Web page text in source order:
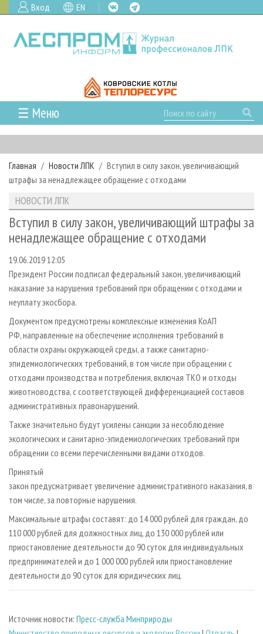
Вход EN
☰ Меню
ГЛАВНАЯ
РУБРИКИ И ТЕМЫ
РУБРИКИ ЖУРНАЛА
ЛЕСОЗАГОТОВКА
ЛЕСОПИЛЕНИЕ
СУШКА ДРЕВЕСИНЫ
ПРОИЗВОДСТВО ДРЕВЕСНЫХ ПЛИТ
ДЕРЕВЯННОЕ ДОМОСТРОЕНИЕ
ПРОИЗВОДСТВО МЕБЕЛИ
БИОЭНЕРГЕТИКА
ЦБП
ИНСТРУМЕНТ И МАТЕРИАЛЫ
НОВОСТИ
НОВОСТИ ЛПК
НОВОСТИ ЖУРНАЛА
ПРОЕКТЫ ЛПИ
АНАЛИТИКА
ПРЕДПРИЯТИЯ ЛПК
ПЕРСОНЫ
МОБИЛЬНЫЕ ВЫСТАВКИ
ОФИЦИАЛЬНЫЕ ДЕЛЕГАЦИИ
ПРИОРИТЕТНЫЕ ИНВЕСТПРОЕКТЫ
RUSSIAN FORESTRY REVIEW
ГАЗЕТА ЛЕСПРОМФОРУМ
БИБЛИОТЕКА СПЕЦИАЛИСТА
АРХИВ ЖУРНАЛОВ
О ЖУРНАЛЕ
ПОДПИСКА
КОНТАКТЫ
РЕКЛАМОДАТЕЛЯМ
РЕКЛАМА
РЕКЛАМА НА САЙТЕ
Главная Новости ЛПК
Вступил в силу закон, увеличивающий
штрафы за ненадлежащее обращение с отходами
НОВОСТИ ЛПК
Вступил в силу закон, увеличивающий штрафы за
ненадлежащее обращение с отходами
19.06.2019 12:05
Президент России подписал федеральный закон, увеличивающий
наказание за нарушения требований при обращении с отходами и
неуплату экосбора.
Документом предусмотрены комплексные изменения КоАП
РФ, направленные на обеспечение исполнения требований в
области охраны окружающей среды, а также санитарно-
эпидемиологических требований, в том числе при обращении с
отходами производства и потребления, включая ТКО и отходы
животноводства, с соответствующей дифференциацией составов
административных правонарушений.
Также значительно будут усилены санкции за несоблюдение
экологических и санитарно-эпидемиологических требований при
обращении со всеми перечисленными видами отходов.
Принятый
закон предусматривает увеличение административного наказания, в
том числе, за повторные нарушения.
Максимальные штрафы составят: до 14 000 рублей для граждан, до
110 000 рублей для должностных лиц, до 130 000 рублей или
приостановление деятельности до 90 суток для индивидуальных
предпринимателей и до 1 000 000 рублей или приостановление
деятельности до 90 суток для юридических лиц.
Источник новости: Пресс-служба Минприроды